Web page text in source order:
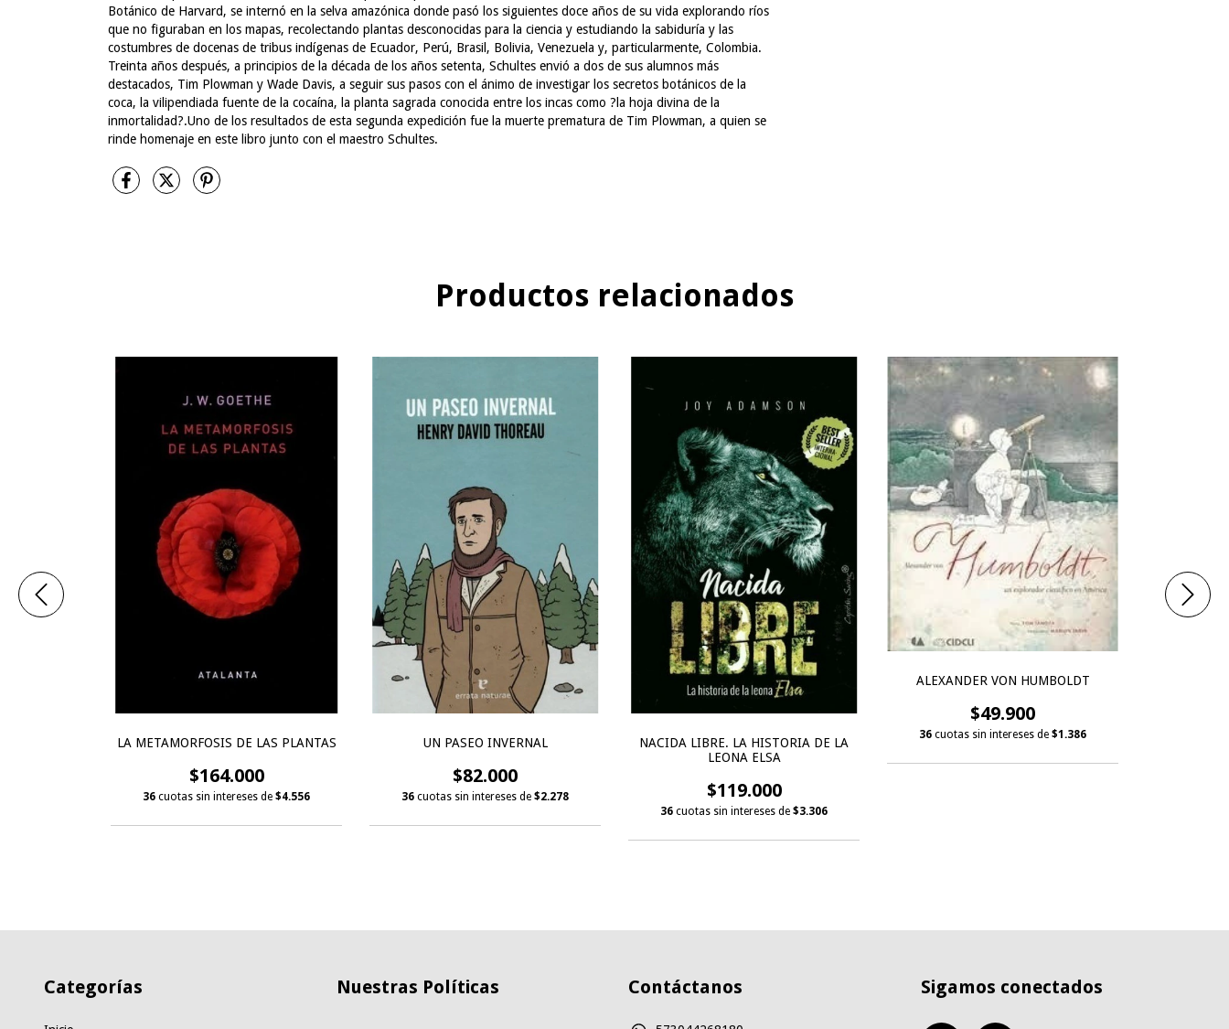
Botánico de Harvard, se internó en la selva amazónica donde pasó los siguientes doce años de su vida explorando ríos
que no figuraban en los mapas, recolectando plantas desconocidas para la ciencia y estudiando la sabiduría y las
costumbres de docenas de tribus indígenas de Ecuador, Perú, Brasil, Bolivia, Venezuela y, particularmente, Colombia.
Treinta años después, a principios de la década de los años setenta, Schultes envió a dos de sus alumnos más
destacados, Tim Plowman y Wade Davis, a seguir sus pasos con el ánimo de investigar los secretos botánicos de la
coca, la vilipendiada fuente de la cocaína, la planta sagrada conocida entre los incas como ?la hoja divina de la
inmortalidad?.Uno de los resultados de esta segunda expedición fue la muerte prematura de Tim Plowman, a quien se
rinde homenaje en este libro junto con el maestro Schultes.
Productos relacionados
LA METAMORFOSIS DE LAS PLANTAS
$164.000
36 cuotas sin intereses de $4.556
UN PASEO INVERNAL
$82.000
36 cuotas sin intereses de $2.278
NACIDA LIBRE. LA HISTORIA DE LA
LEONA ELSA
$119.000
36 cuotas sin intereses de $3.306
ALEXANDER VON HUMBOLDT
$49.900
36 cuotas sin intereses de $1.386
Categorías Nuestras Políticas Contáctanos Sigamos conectados